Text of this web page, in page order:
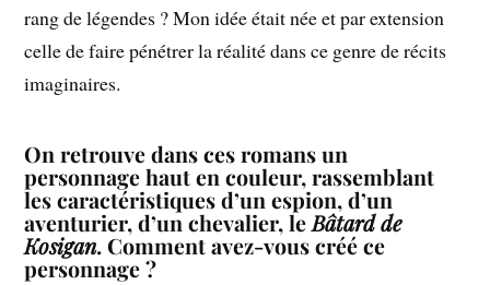
rang de légendes ? Mon idée était née et par extension
celle de faire pénétrer la réalité dans ce genre de récits
imaginaires.
On retrouve dans ces romans un
personnage haut en couleur, rassemblant
les caractéristiques d’un espion, d’un
aventurier, d’un chevalier, leBâtard de
Kosigan. Comment avez-vous créé ce
personnage ?